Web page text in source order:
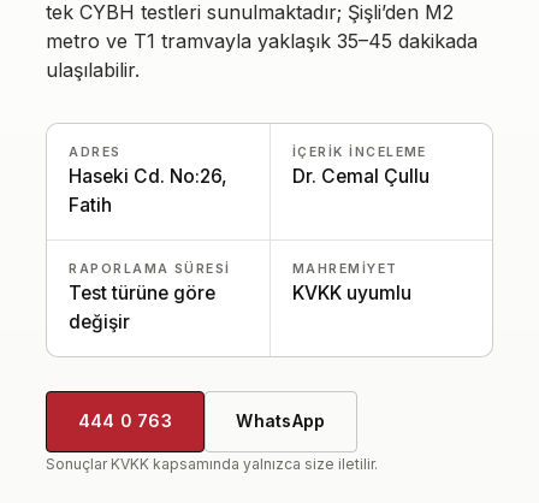
tek CYBH testleri sunulmaktadır; Şişli’den M2
metro ve T1 tramvayla yaklaşık 35–45 dakikada
ulaşılabilir.
ADRES
Haseki Cd. No:26,
Fatih
İÇERIK INCELEME
Dr. Cemal Çullu
RAPORLAMA SÜRESI
Test türüne göre
değişir
MAHREMIYET
KVKK uyumlu
444 0 763 WhatsApp
Sonuçlar KVKK kapsamında yalnızca size iletilir.